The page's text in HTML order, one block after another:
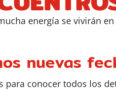
energía se vivirán
nuevas
para conocer todos los